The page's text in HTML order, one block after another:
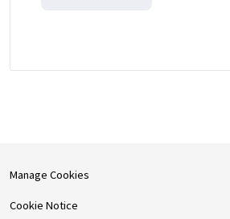
Manage Cookies
Cookie Notice